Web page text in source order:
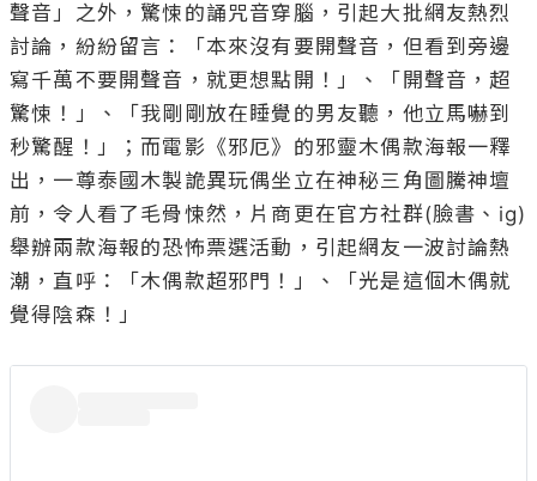
聲音」之外，驚悚的誦咒音穿腦，引起大批網友熱烈
討論，紛紛留言：「本來沒有要開聲音，但看到旁邊
寫千萬不要開聲音，就更想點開！」、「開聲音，超
驚悚！」、「我剛剛放在睡覺的男友聽，他立馬嚇到
秒驚醒！」；而電影《邪厄》的邪靈木偶款海報一釋
出，一尊泰國木製詭異玩偶坐立在神秘三角圖騰神壇
前，令人看了毛骨悚然，片商更在官方社群(臉書、ig)
舉辦兩款海報的恐怖票選活動，引起網友一波討論熱
潮，直呼：「木偶款超邪門！」、「光是這個木偶就
覺得陰森！」